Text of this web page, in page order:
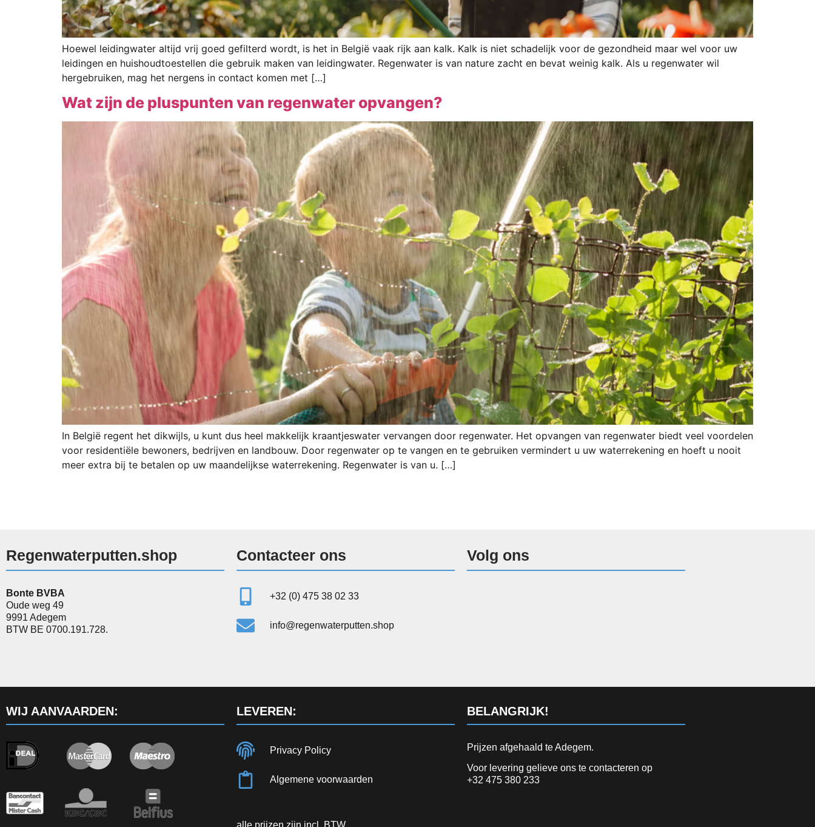
Hoewel leidingwater altijd vrij goed gefilterd wordt, is het in België vaak rijk aan kalk. Kalk is niet schadelijk voor de gezondheid maar wel voor uw
leidingen en huishoudtoestellen die gebruik maken van leidingwater. Regenwater is van nature zacht en bevat weinig kalk. Als u regenwater wil
hergebruiken, mag het nergens in contact komen met […]
Wat zijn de pluspunten van regenwater opvangen?
In België regent het dikwijls, u kunt dus heel makkelijk kraantjeswater vervangen door regenwater. Het opvangen van regenwater biedt veel voordelen
voor residentiële bewoners, bedrijven en landbouw. Door regenwater op te vangen en te gebruiken vermindert u uw waterrekening en hoeft u nooit
meer extra bij te betalen op uw maandelijkse waterrekening. Regenwater is van u. […]
Regenwaterputten.shop
Bonte BVBA
Oude weg 49
9991 Adegem
BTW BE 0700.191.728.
Contacteer ons
+32 (0) 475 38 02 33
info@regenwaterputten.shop
Volg ons
WIJ AANVAARDEN: LEVEREN:
Privacy Policy
Algemene voorwaarden
alle prijzen zijn incl. BTW
BELANGRIJK!
Prijzen afgehaald te Adegem.
Voor levering gelieve ons te contacteren op
+32 475 380 233